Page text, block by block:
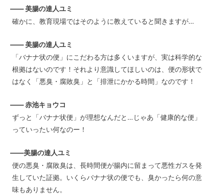
—— 美腸の達人ユミ
確かに、教育現場ではそのように教えていると聞きますが…
—— 美腸の達人ユミ
「バナナ状の便」にこだわる方は多くいますが、実は科学的な
根拠はないのです！それより意識してほしいのは、便の形状で
はなく「悪臭・腐敗臭」と「排泄にかかる時間」なのです！
—— 赤池キョウコ
ずっと「バナナ状便」が理想なんだと…じゃあ「健康的な便」
っていったい何なのー！
——美腸の達人ユミ
便の悪臭・腐敗臭は、長時間便が腸内に留まって悪性ガスを発
生していた証拠。いくらバナナ状の便でも、臭かったら何の意
味もありません。